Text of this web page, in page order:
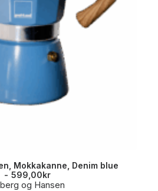
Mokkakanne, Denim blue
599,00kr
og Hansen